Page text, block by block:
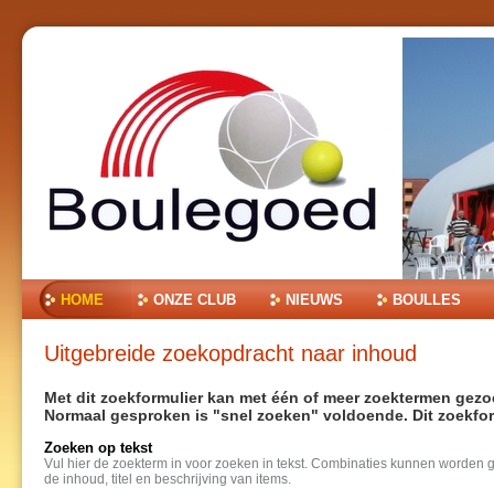
naar
Onderdelen
HOME ONZE CLUB NIEUWS BOULLES
Uitgebreide zoekopdracht naar inhoud
Met dit zoekformulier kan met één of meer zoektermen
Normaal gesproken is "snel zoeken" voldoende. Dit
Zoeken op tekst
Vul hier de zoekterm in voor zoeken in tekst. Combinaties kunnen worden
de inhoud, titel en beschrijving van items.